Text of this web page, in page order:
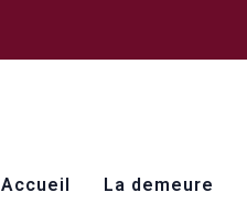
Accueil La demeure